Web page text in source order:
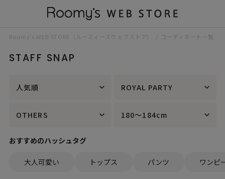
Roomy’s WEB STORE（ルーミィーズウェブストア） コーディネート一覧
STAFF SNAP
人気順 ROYAL PARTY
OTHERS 180～184cm
おすすめのハッシュタグ
大人可愛い トップス パンツ ワンピ